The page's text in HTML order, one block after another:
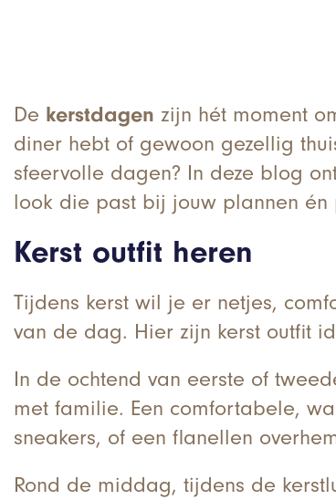
De kerstdagen zijn hét moment
diner hebt of gewoon gezellig
sfeervolle dagen? In deze blog
look die past bij jouw plannen én
Kerst outfit heren
Tijdens kerst wil je er netjes,
van de dag. Hier zijn kerst outfit
In de ochtend van eerste of
met familie. Een comfortabele,
sneakers, of een flanellen
Rond de middag, tijdens de